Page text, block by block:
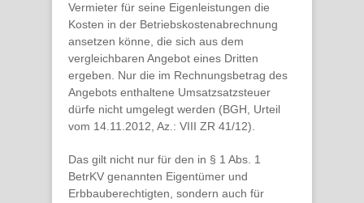
Vermieter für seine Eigenleistungen die
Kosten in der Betriebskostenabrechnung
ansetzen könne, die sich aus dem
vergleichbaren Angebot eines Dritten
ergeben. Nur die im Rechnungsbetrag des
Angebots enthaltene Umsatzsatzsteuer
dürfe nicht umgelegt werden (BGH, Urteil
vom 14.11.2012, Az.: VIII ZR 41/12).
Das gilt nicht nur für den in § 1 Abs. 1
BetrKV genannten Eigentümer und
Erbbauberechtigten, sondern auch für